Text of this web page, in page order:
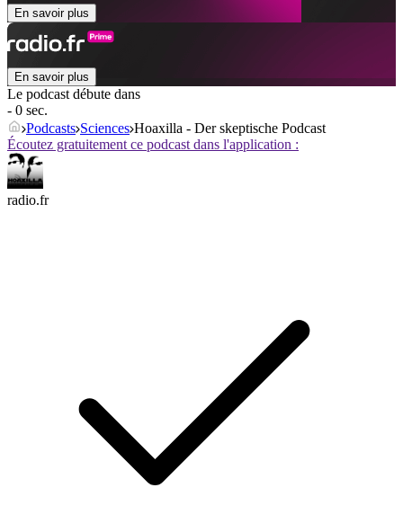
En savoir plus
En savoir plus
Le podcast débute dans
- 0 sec.
Podcasts Sciences Hoaxilla - Der skeptische Podcast
Écoutez gratuitement ce podcast dans l'application :
radio.fr